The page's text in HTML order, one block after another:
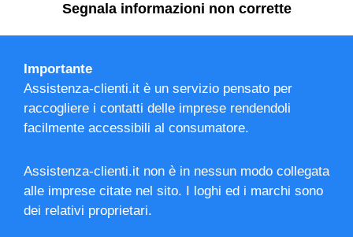
Segnala informazioni non corrette
Importante
Assistenza-clienti.it è un servizio pensato per
raccogliere i contatti delle imprese rendendoli
facilmente accessibili al consumatore.
Assistenza-clienti.it non è in nessun modo collegata
alle imprese citate nel sito. I loghi ed i marchi sono
dei relativi proprietari.